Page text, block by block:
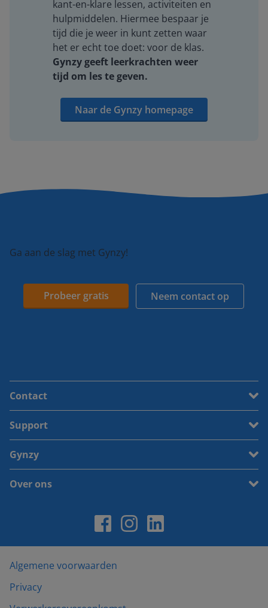
kant-en-klare lessen, activiteiten en
hulpmiddelen. Hiermee bespaar je
tijd die je weer in kunt zetten waar
het er echt toe doet: voor de klas.
Gynzy geeft leerkrachten weer
tijd om les te geven.
Naar de Gynzy homepage
Ga aan de slag met Gynzy!
Probeer gratis Neem contact op
Contact
Support
Gynzy
Over ons
Algemene voorwaarden
Privacy